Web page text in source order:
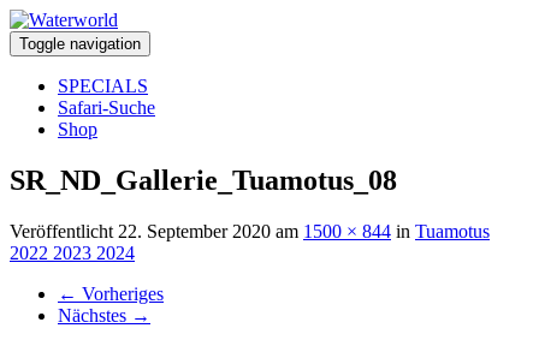
Toggle navigation
SPECIALS
Safari-Suche
Shop
SR_ND_Gallerie_Tuamotus_08
Veröffentlicht 22. September 2020 am 1500 × 844 in Tuamotus
2022 2023 2024
← Vorheriges
Nächstes →